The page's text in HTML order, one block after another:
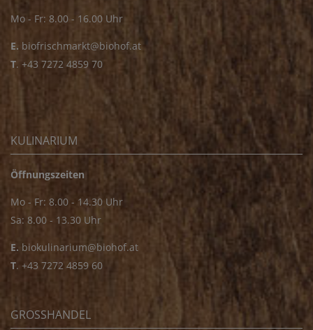
Mo - Fr: 8.00 - 16.00 Uhr
E. biofrischmarkt@biohof.at
T. +43 7272 4859 70
KULINARIUM
Öffnungszeiten
Mo - Fr: 8.00 - 14.30 Uhr
Sa: 8.00 - 13.30 Uhr
E. biokulinarium@biohof.at
T. +43 7272 4859 60
GROSSHANDEL